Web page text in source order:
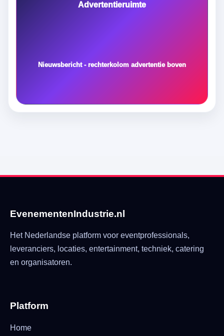
Advertentieruimte
Nieuwsbericht - rechterkolom advertentie boven
EvenementenIndustrie.nl
Het Nederlandse platform voor eventprofessionals,
leveranciers, locaties, entertainment, techniek, catering
en organisatoren.
Platform
Home